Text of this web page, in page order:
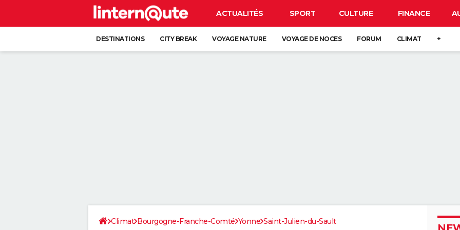
ACTUALITÉS SPORT CULTURE FINANCE
DESTINATIONS CITY BREAK VOYAGE NATURE VOYAGE DE NOCES FORUM CLIMAT +
Climat Bourgogne-Franche-Comté Yonne Saint-Julien-du-Sault